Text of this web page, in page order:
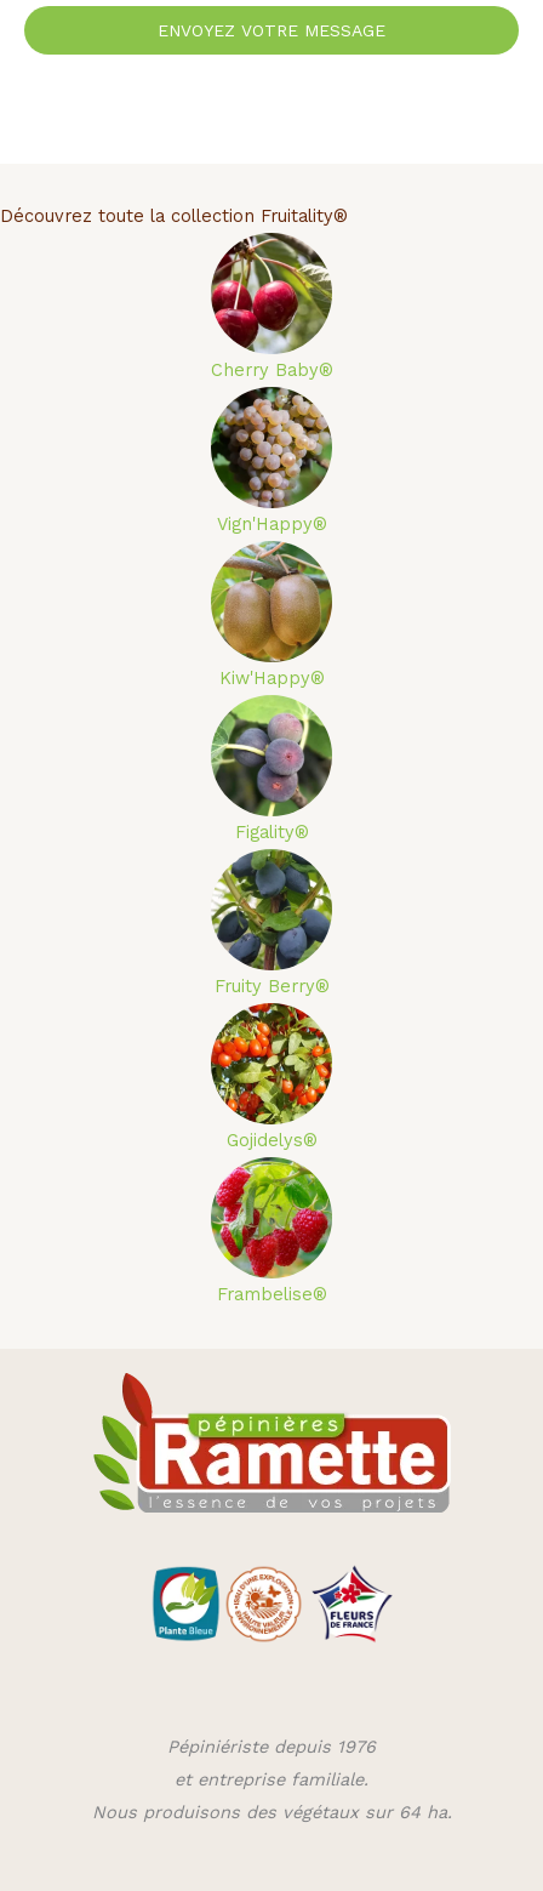
ENVOYEZ VOTRE MESSAGE
Découvrez toute la collection Fruitality®
Cherry Baby®
Vign'Happy®
Kiw'Happy®
Figality®
Fruity Berry®
Gojidelys®
Frambelise®
Pépiniériste depuis 1976
et entreprise familiale.
Nous produisons des végétaux sur 64 ha.